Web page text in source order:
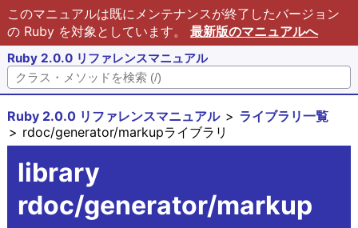
このマニュアルは既にメンテナンスが終了したバージョン
の Ruby を対象としています。 最新版のマニュアルへ
Ruby 2.0.0 リファレンスマニュアル
Ruby 2.0.0 リファレンスマニュアル
ライブラリ一覧
rdoc/generator/markupライブラリ
library
rdoc/generator/markup